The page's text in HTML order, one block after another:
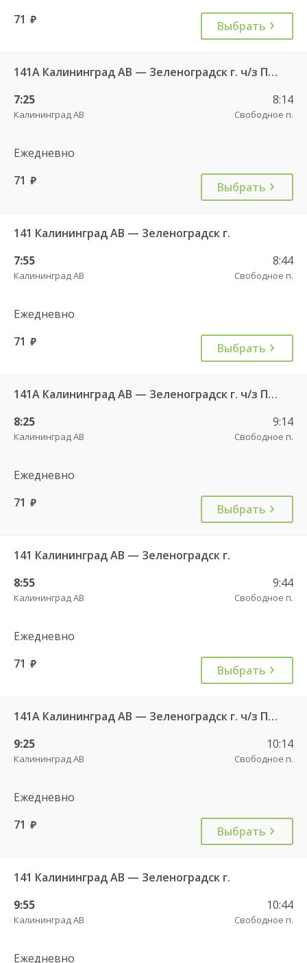
71 руб. Выбрать
141А Калининград АВ — Зеленоградск г. ч/з Петрово п.
7:25
Калининград АВ
8:14
Свободное п.
Ежедневно
71 руб. Выбрать
141 Калининград АВ — Зеленоградск г.
7:55
Калининград АВ
8:44
Свободное п.
Ежедневно
71 руб. Выбрать
141А Калининград АВ — Зеленоградск г. ч/з Петрово п.
8:25
Калининград АВ
9:14
Свободное п.
Ежедневно
71 руб. Выбрать
141 Калининград АВ — Зеленоградск г.
8:55
Калининград АВ
9:44
Свободное п.
Ежедневно
71 руб. Выбрать
141А Калининград АВ — Зеленоградск г. ч/з Петрово п.
9:25
Калининград АВ
10:14
Свободное п.
Ежедневно
71 руб. Выбрать
141 Калининград АВ — Зеленоградск г.
9:55
Калининград АВ
10:44
Свободное п.
Ежедневно